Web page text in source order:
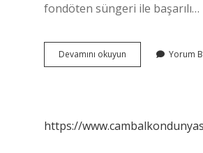
fondöten süngeri ile başarılı…
Devamını okuyun
Makyaj
Kapatıcılık
Yorum
https://